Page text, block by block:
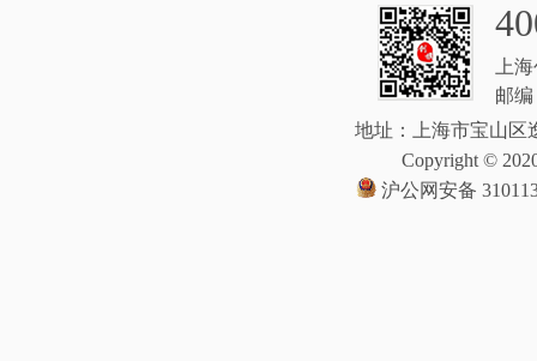
上
邮编
地址：上海市宝山区
Copyright ©
沪公网安备